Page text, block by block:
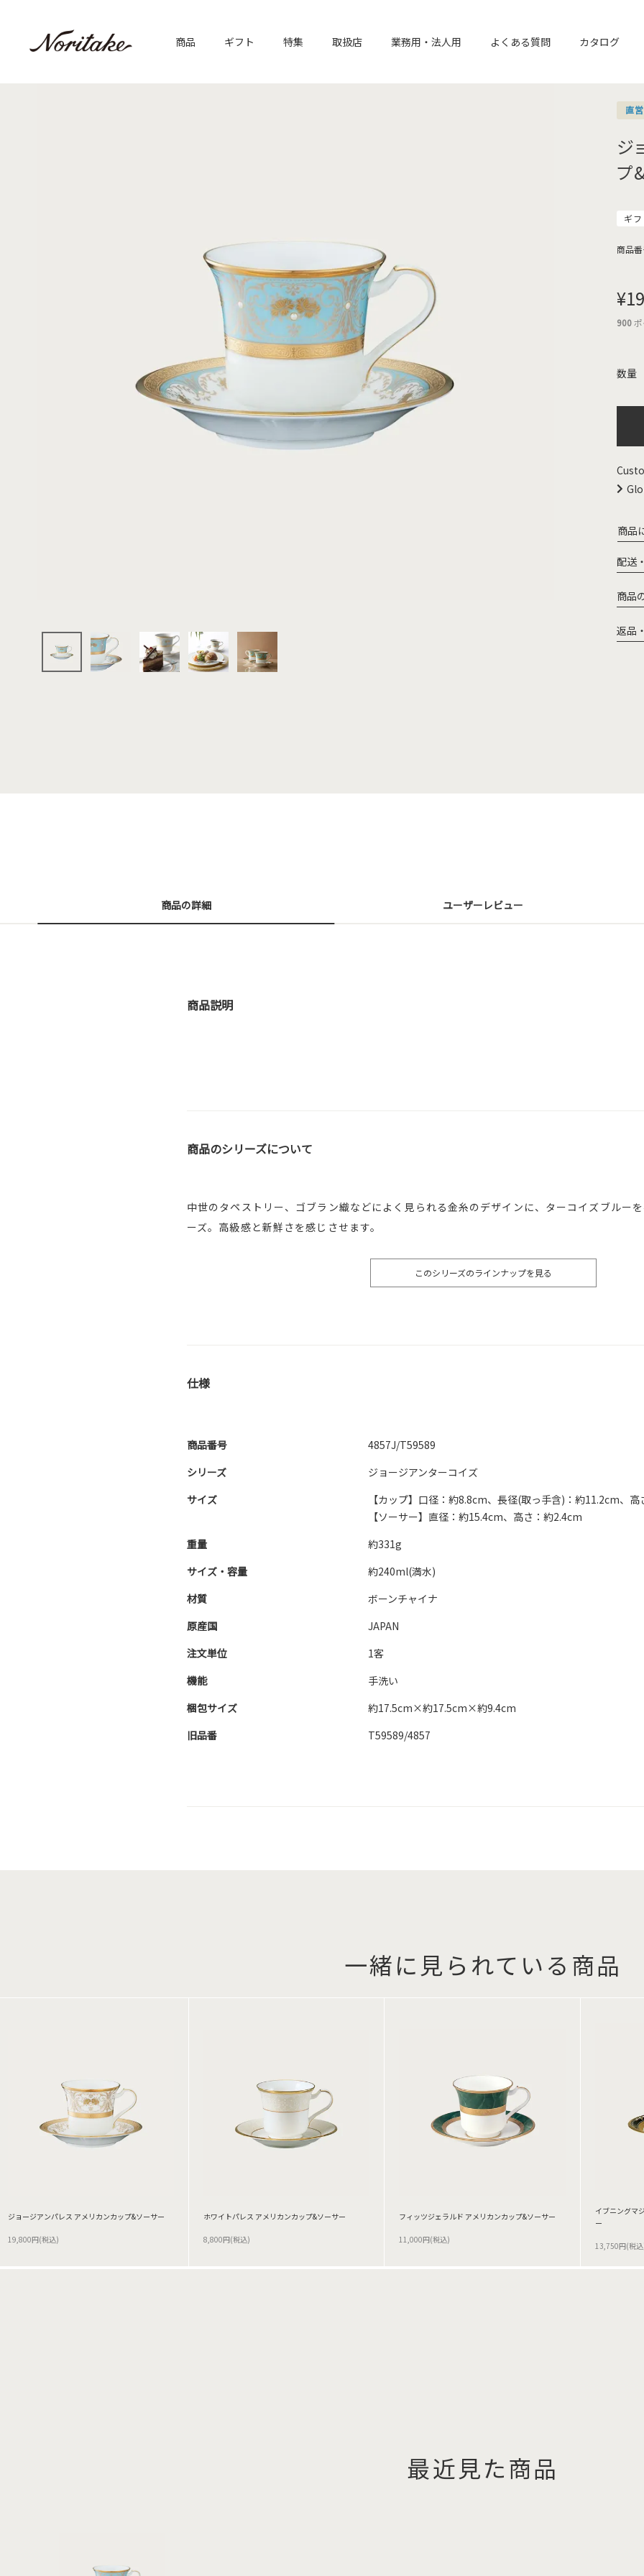
商品 ギフト 特集 取扱店 業務用・法人用 よくある質問 カタログ
直
ジ
プ
ギ
商品
¥
900
商品
配送
商品
返品
商品の詳細 ユーザーレビュー
商品説明
商品のシリーズについて
中世のタペストリー、ゴブラン織などによく見られる金糸のデザインに、ターコイズブルー
ーズ。高級感と新鮮さを感じさせます。
このシリーズのラインナップを見る
仕様
商品番号
4857J/T59589
シリーズ
ジョージアンターコイズ
サイズ
【カップ】口径：約8.8cm、長径(取っ手含)：約11.2cm、
【ソーサー】直径：約15.4cm、高さ：約2.4cm
重量
約331g
サイズ・容量
約240ml(満水)
材質
ボーンチャイナ
原産国
JAPAN
注文単位
1客
機能
手洗い
梱包サイズ
約17.5cm×約17.5cm×約9.4cm
旧品番
T59589/4857
一緒に見られている商品
ジョージアンパレス アメリカンカップ&ソーサー
19,800円(税込)
ホワイトパレス アメリカンカップ&ソーサー
8,800円(税込)
フィッツジェラルド アメリカンカップ&ソーサー
11,000円(税込)
イブニングマ
ー
13,750円(税
最近見た商品